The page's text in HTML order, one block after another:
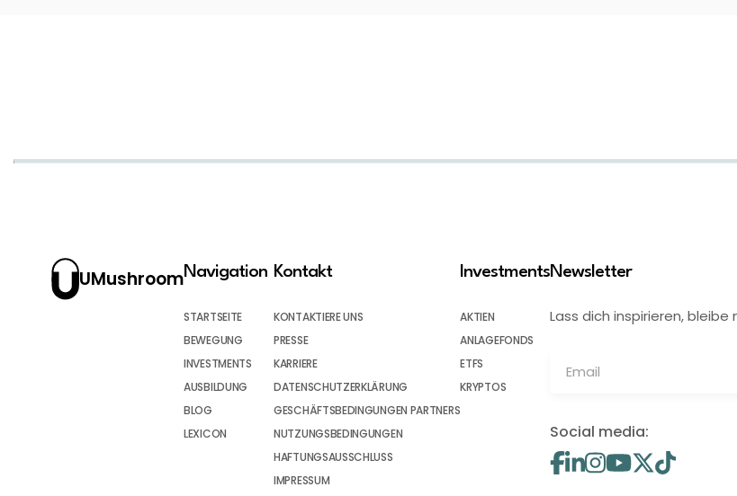
UMushroomNavigation
STARTSEITE
BEWEGUNG
INVESTMENTS
AUSBILDUNG
BLOG
LEXICON
Kontakt
KONTAKTIERE UNS
PRESSE
KARRIERE
DATENSCHUTZERKLÄRUNG
GESCHÄFTSBEDINGUNGEN PARTNERS
NUTZUNGSBEDINGUNGEN
HAFTUNGSAUSSCHLUSS
IMPRESSUM
Investments
AKTIEN
ANLAGEFONDS
ETFS
KRYPTOS
Newsletter
Lass dich inspirieren,
Social media: